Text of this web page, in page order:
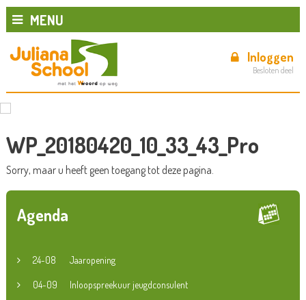
MENU
Inloggen
Besloten deel
WP_20180420_10_33_43_Pro
Sorry, maar u heeft geen toegang tot deze pagina.
Agenda
24-08 Jaaropening
04-09 Inloopspreekuur jeugdconsulent